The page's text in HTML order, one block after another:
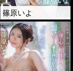
篠原いよ